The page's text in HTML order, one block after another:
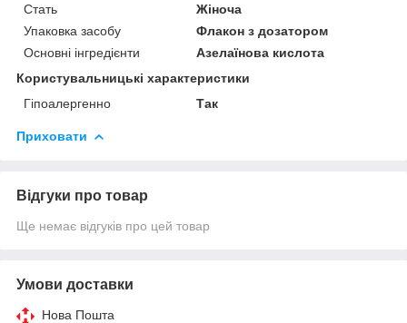
Стать
Жіноча
Упаковка засобу
Флакон з дозатором
Основні інгредієнти
Азелаїнова кислота
Користувальницькі характеристики
Гіпоалергенно
Так
Приховати
Відгуки про товар
Ще немає відгуків про цей товар
Умови доставки
Нова Пошта